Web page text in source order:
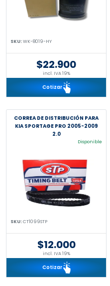
SKU:WK-8019-HY
$22.900
incl. IVA 19%
Cotizar
CORREA DE DISTRIBUCIÓN PARA
KIA SPORTAGE PRO 2005-2009
2.0
Disponible
SKU:CT1099STP
$12.000
incl. IVA 19%
Cotizar